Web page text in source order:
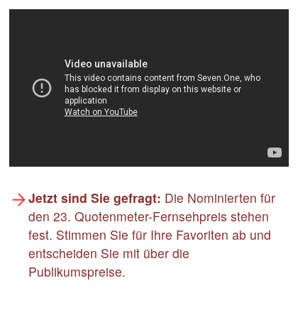
Jetzt sind Sie gefragt: Die Nominierten für
den 23. Quotenmeter-Fernsehpreis stehen
fest. Stimmen Sie für Ihre Favoriten ab und
entscheiden Sie mit über die
Publikumspreise.